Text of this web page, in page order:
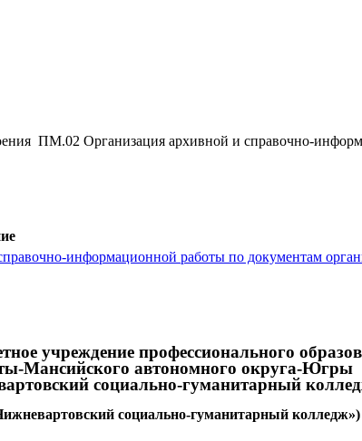
ПМ.02 Организация архивной и справочно-
информационной работы по документам
учреждение профессионального
Мансийского автономного округа-Югры
социально-гуманитарный
социально-гуманитарный колледж»)